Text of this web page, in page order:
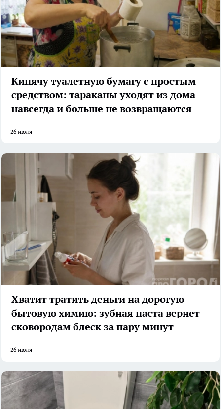
Кипячу туалетную бумагу с простым
средством: тараканы уходят из дома
навсегда и больше не возвращаются
26 июля
Хватит тратить деньги на дорогую
бытовую химию: зубная паста вернет
сковородам блеск за пару минут
26 июля